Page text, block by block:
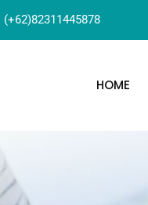
(+62)82311445878
HOME